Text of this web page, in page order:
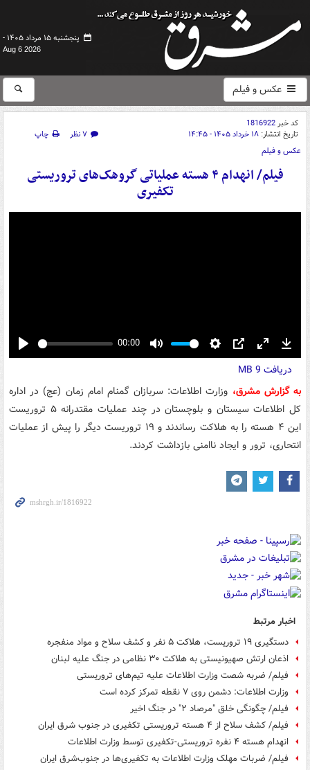
پنجشنبه ۱۵ مرداد ۱۴۰۵ -
Aug 6 2026
عکس و فیلم
کد خبر1816922
تاریخ انتشار: ۱۸ خرداد ۱۴۰۵ - ۱۴:۴۵ ۷ نظر
چاپ
عکس و فیلم
فیلم/ انهدام ۴ هسته عملیاتی گروهک‌های تروریستی
تکفیری
Play
00:00
Mute Settings
PIP Enter
fullscreen
دریافت 9 MB
به گزارش مشرق، وزارت اطلاعات: سربازان گمنام امام زمان (عج) در اداره
کل اطلاعات سیستان و بلوچستان در چند عملیات مقتدرانه ۵ تروریست
این ۴ هسته را به هلاکت رساندند و ۱۹ تروریست دیگر را پیش از عملیات
انتحاری، ترور و ایجاد ناامنی بازداشت کردند.
اخبار مرتبط
دستگیری ۱۹ تروریست، هلاکت ۵ نفر و کشف سلاح و مواد منفجره
اذعان ارتش صهیونیستی به هلاکت ۳۰ نظامی در جنگ علیه لبنان
فیلم/ ضربه شصت وزارت اطلاعات علیه تیم‌های تروریستی
وزارت اطلاعات: دشمن روی ۷ نقطه تمرکز کرده است
فیلم/ چگونگی خلق "مرصاد ۲" در جنگ اخیر
فیلم/ کشف سلاح از ۴ هسته تروریستی تکفیری در جنوب شرق ایران
انهدام هسته ۴ نفره تروریستی-تکفیری توسط وزارت اطلاعات
فیلم/ ضربات مهلک وزارت اطلاعات به تکفیری‌ها در جنوب‌شرق ایران